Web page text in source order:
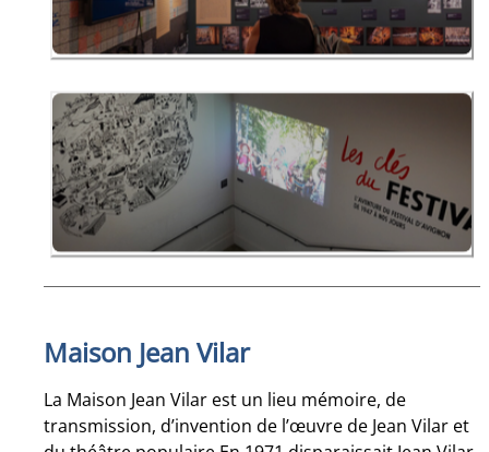
Maison Jean Vilar
La Maison Jean Vilar est un lieu mémoire, de
transmission, d’invention de l’œuvre de Jean Vilar et